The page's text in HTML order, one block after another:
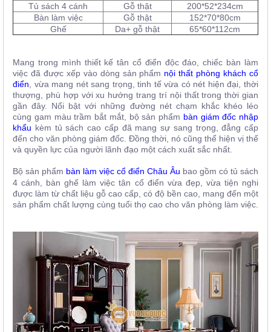
Tủ sách 4 cánh
Gỗ thật
200*52*234cm
Bàn làm việc
Gỗ thật
152*70*80cm
Ghế
Da+ gỗ thật 65*60*112cm
Mang trong mình thiết kế tân cổ điển độc đáo, chiếc bàn làm
việc đã được xếp vào dòng sản phẩm nội thất phòng khách cổ
điển , vừa mang nét sang trọng, tinh tế vừa có nét hiện đại, thời
thượng, phù hợp với xu hướng trang trí nội thất trong thời gian
gần đây. Nổi bật với những đường nét chạm khắc khéo léo
cùng gam màu trầm bắt mắt, bộ sản phẩm bàn giám đốc nhập
khẩu kèm tủ sách cao cấp đã mang sự sang trọng, đẳng cấp
đến cho văn phòng giám đốc. Đồng thời, nó cũng thể hiện vị thế
và quyền lực của người lãnh đạo một cách xuất sắc nhất.
Bộ sản phẩm bàn làm việc cổ điển Châu Âu bao gồm có tủ sách
4 cánh, bàn ghế làm việc tân cổ điển vừa đẹp, vừa tiện nghi
được làm từ chất liệu gỗ cao cấp, có độ bền cao, mang đến một
sản phẩm chất lượng cùng tuổi thọ cao cho văn phòng làm việc.